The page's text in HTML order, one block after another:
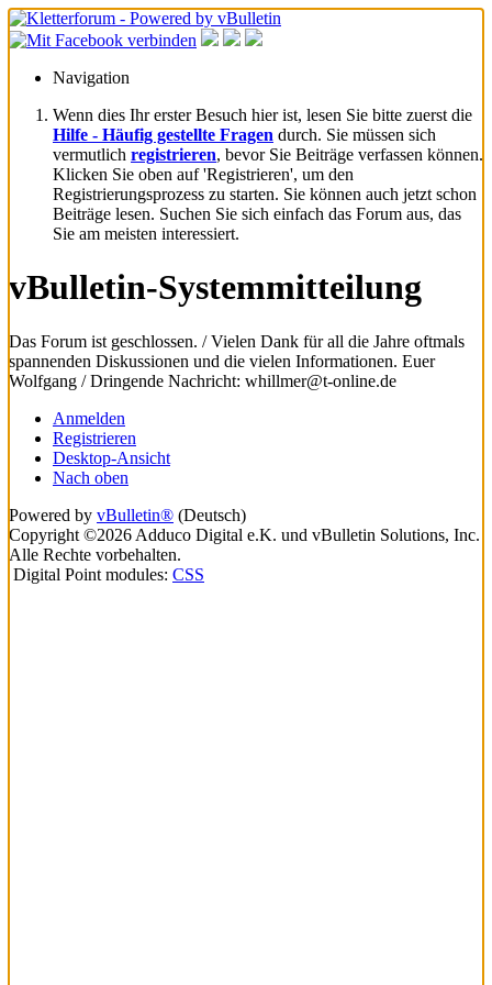
Navigation
Wenn dies Ihr erster Besuch hier ist, lesen Sie bitte zuerst die
Hilfe - Häufig gestellte Fragen durch. Sie müssen sich
vermutlich registrieren, bevor Sie Beiträge verfassen können.
Klicken Sie oben auf 'Registrieren', um den
Registrierungsprozess zu starten. Sie können auch jetzt schon
Beiträge lesen. Suchen Sie sich einfach das Forum aus, das
Sie am meisten interessiert.
vBulletin-Systemmitteilung
Das Forum ist geschlossen. / Vielen Dank für all die Jahre oftmals
spannenden Diskussionen und die vielen Informationen. Euer
Wolfgang / Dringende Nachricht: whillmer@t-online.de
Anmelden
Registrieren
Desktop-Ansicht
Nach oben
Powered by vBulletin® (Deutsch)
Copyright ©2026 Adduco Digital e.K. und vBulletin Solutions, Inc.
Alle Rechte vorbehalten.
Digital Point modules: CSS